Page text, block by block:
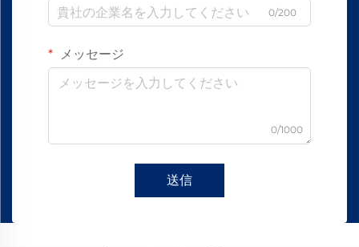
0/200
メッセージ
0/1000
送信